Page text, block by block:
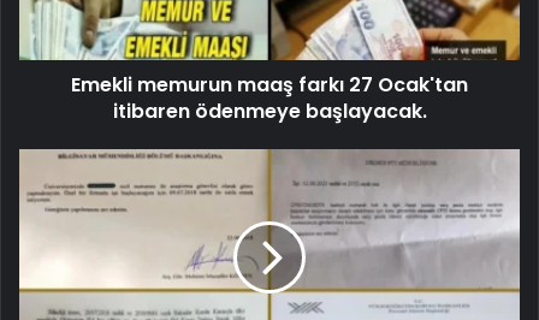
Emekli memurun maaş farkı 27 Ocak'tan
itibaren ödenmeye başlayacak.